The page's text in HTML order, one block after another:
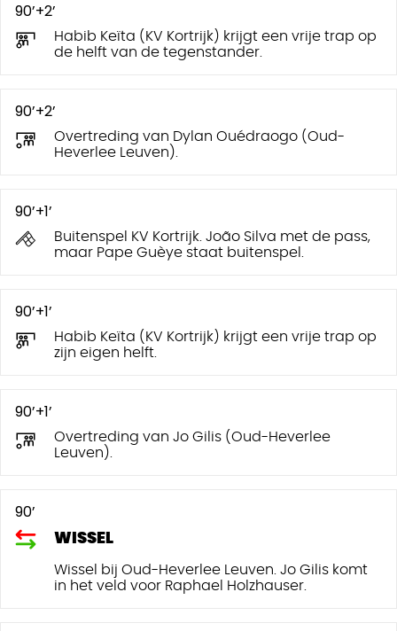
90’+2’
Habib Keïta (KV Kortrijk) krijgt een vrije trap op
de helft van de tegenstander.
90’+2’
Overtreding van Dylan Ouédraogo (Oud-
Heverlee Leuven).
90’+1’
Buitenspel KV Kortrijk. João Silva met de pass,
maar Pape Guèye staat buitenspel.
90’+1’
Habib Keïta (KV Kortrijk) krijgt een vrije trap op
zijn eigen helft.
90’+1’
Overtreding van Jo Gilis (Oud-Heverlee
Leuven).
90’
WISSEL
Wissel bij Oud-Heverlee Leuven. Jo Gilis komt
in het veld voor Raphael Holzhauser.